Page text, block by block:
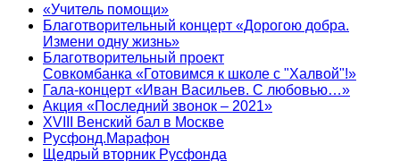
«Учитель помощи»
Благотворительный концерт «Дорогою добра.
Измени одну жизнь»
Благотворительный проект
Совкомбанка «Готовимся к школе с "Халвой"!»
Гала-концерт «Иван Васильев. С любовью…»
Акция «Последний звонок – 2021»
XVIII Венский бал в Москве
Русфонд.Марафон
Щедрый вторник Русфонда